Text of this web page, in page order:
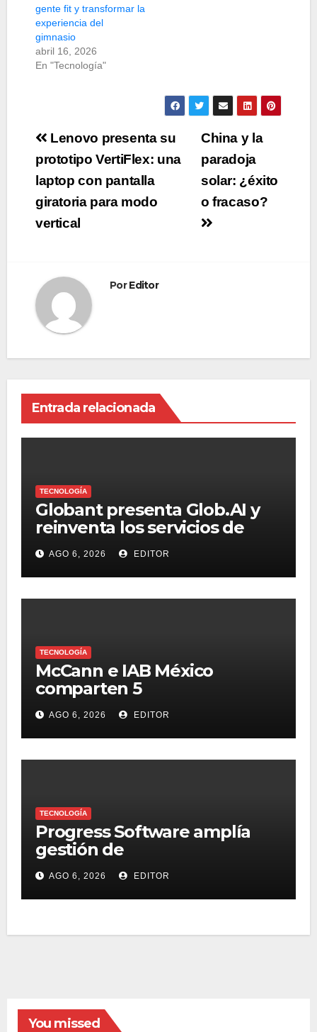
gente fit y transformar la
experiencia del
gimnasio
abril 16, 2026
En "Tecnología"
Navegación
de
entradas
China y la
paradoja
solar: ¿éxito
o fracaso?
Lenovo presenta su
prototipo VertiFlex: una
laptop con pantalla
giratoria para modo
vertical
PorEditor
Entrada relacionada
TECNOLOGÍA
Globant presenta Glob.AI y
reinventa los servicios de
tecnología para la era de la IA
AGO 6, 2026 EDITOR
TECNOLOGÍA
McCann e IAB México
comparten 5
macrotendencias en la
industria del marketing y la
publicidad
AGO 6, 2026 EDITOR
TECNOLOGÍA
Progress Software amplía
gestión de
supercomputadoras de IA
NVIDIA DGX Spark con Chef
AGO 6, 2026 EDITOR
You missed